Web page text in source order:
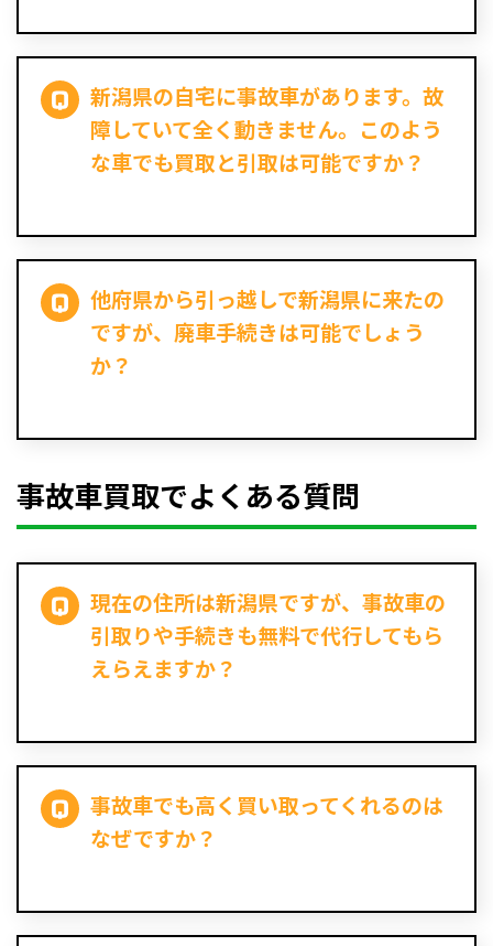
新潟県の自宅に事故車があります。故
障していて全く動きません。このよう
な車でも買取と引取は可能ですか？
他府県から引っ越しで新潟県に来たの
ですが、廃車手続きは可能でしょう
か？
事故車買取でよくある質問
現在の住所は新潟県ですが、事故車の
引取りや手続きも無料で代行してもら
えらえますか？
事故車でも高く買い取ってくれるのは
なぜですか？